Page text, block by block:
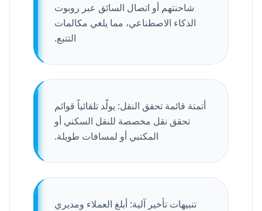
شاحنتهم أو اتصال السائق عبر روبوت
الذكاء الاصطناعي، مما يلغي مكالمات
التتبع.
أتمتة قائمة تحقق النقل: يولّد تلقائياً قوائم
تحقق نقل مخصصة للنقل السكني أو
المكتبي أو لمسافات طويلة.
تنبيهات تأخير آلية: أبلغ العملاء ومديري